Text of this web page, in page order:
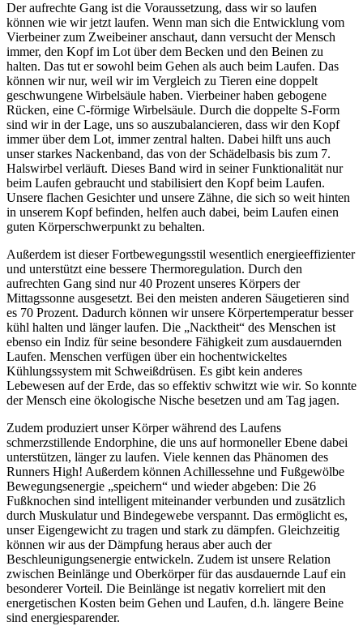
Der aufrechte Gang ist die Voraussetzung, dass wir so laufen
können wie wir jetzt laufen. Wenn man sich die Entwicklung vom
Vierbeiner zum Zweibeiner anschaut, dann versucht der Mensch
immer, den Kopf im Lot über dem Becken und den Beinen zu
halten. Das tut er sowohl beim Gehen als auch beim Laufen. Das
können wir nur, weil wir im Vergleich zu Tieren eine doppelt
geschwungene Wirbelsäule haben. Vierbeiner haben gebogene
Rücken, eine C-förmige Wirbelsäule. Durch die doppelte S-Form
sind wir in der Lage, uns so auszubalancieren, dass wir den Kopf
immer über dem Lot, immer zentral halten. Dabei hilft uns auch
unser starkes Nackenband, das von der Schädelbasis bis zum 7.
Halswirbel verläuft. Dieses Band wird in seiner Funktionalität nur
beim Laufen gebraucht und stabilisiert den Kopf beim Laufen.
Unsere flachen Gesichter und unsere Zähne, die sich so weit hinten
in unserem Kopf befinden, helfen auch dabei, beim Laufen einen
guten Körperschwerpunkt zu behalten.
Außerdem ist dieser Fortbewegungsstil wesentlich energieeffizienter
und unterstützt eine bessere Thermoregulation. Durch den
aufrechten Gang sind nur 40 Prozent unseres Körpers der
Mittagssonne ausgesetzt. Bei den meisten anderen Säugetieren sind
es 70 Prozent. Dadurch können wir unsere Körpertemperatur besser
kühl halten und länger laufen. Die „Nacktheit“ des Menschen ist
ebenso ein Indiz für seine besondere Fähigkeit zum ausdauernden
Laufen. Menschen verfügen über ein hochentwickeltes
Kühlungssystem mit Schweißdrüsen. Es gibt kein anderes
Lebewesen auf der Erde, das so effektiv schwitzt wie wir. So konnte
der Mensch eine ökologische Nische besetzen und am Tag jagen.
Zudem produziert unser Körper während des Laufens
schmerzstillende Endorphine, die uns auf hormoneller Ebene dabei
unterstützen, länger zu laufen. Viele kennen das Phänomen des
Runners High! Außerdem können Achillessehne und Fußgewölbe
Bewegungsenergie „speichern“ und wieder abgeben: Die 26
Fußknochen sind intelligent miteinander verbunden und zusätzlich
durch Muskulatur und Bindegewebe verspannt. Das ermöglicht es,
unser Eigengewicht zu tragen und stark zu dämpfen. Gleichzeitig
können wir aus der Dämpfung heraus aber auch der
Beschleunigungsenergie entwickeln. Zudem ist unsere Relation
zwischen Beinlänge und Oberkörper für das ausdauernde Lauf ein
besonderer Vorteil. Die Beinlänge ist negativ korreliert mit den
energetischen Kosten beim Gehen und Laufen, d.h. längere Beine
sind energiesparender.